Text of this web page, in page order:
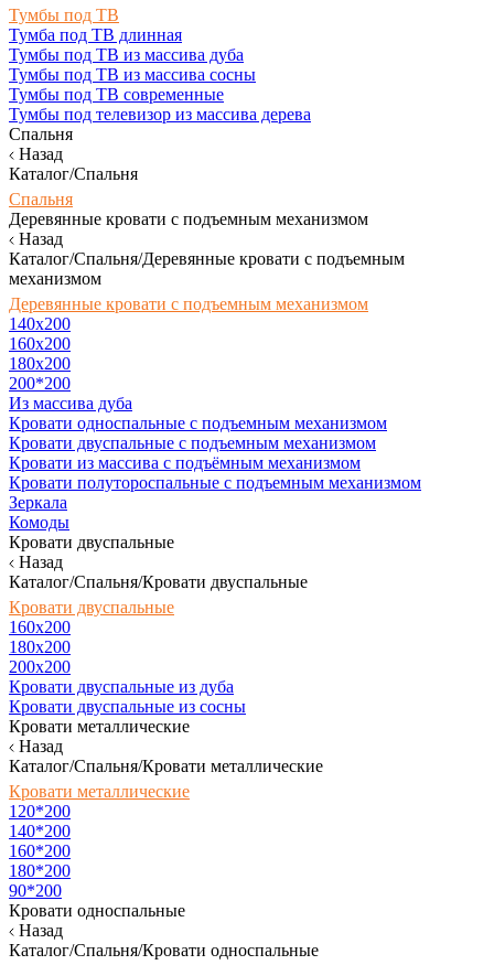
Тумбы под ТВ
Тумба под ТВ длинная
Тумбы под ТВ из массива дуба
Тумбы под ТВ из массива сосны
Тумбы под ТВ современные
Тумбы под телевизор из массива дерева
Спальня
Назад
Каталог/Спальня
Спальня
Деревянные кровати с подъемным механизмом
Назад
Каталог/Спальня/Деревянные кровати с подъемным
механизмом
Деревянные кровати с подъемным механизмом
140x200
160х200
180х200
200*200
Из массива дуба
Кровати односпальные с подъемным механизмом
Кровати двуспальные с подъемным механизмом
Кровати из массива с подъёмным механизмом
Кровати полутороспальные с подъемным механизмом
Зеркала
Комоды
Кровати двуспальные
Назад
Каталог/Спальня/Кровати двуспальные
Кровати двуспальные
160х200
180x200
200x200
Кровати двуспальные из дуба
Кровати двуспальные из сосны
Кровати металлические
Назад
Каталог/Спальня/Кровати металлические
Кровати металлические
120*200
140*200
160*200
180*200
90*200
Кровати односпальные
Назад
Каталог/Спальня/Кровати односпальные